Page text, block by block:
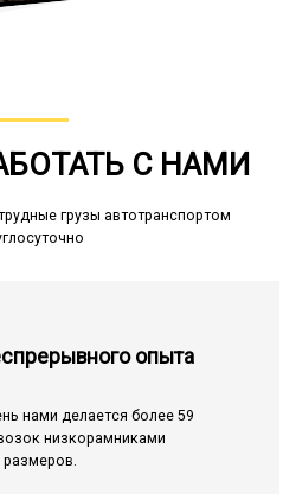
С НАМИ
грузы автотранспортом
опыта
нами делается более 59
низкорамниками
размеров.